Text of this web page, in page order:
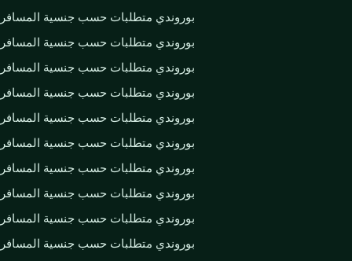
بوروندي متطلبات حسب جنسية المسافر
بوروندي متطلبات حسب جنسية المسافر
بوروندي متطلبات حسب جنسية المسافر
بوروندي متطلبات حسب جنسية المسافر
بوروندي متطلبات حسب جنسية المسافر
بوروندي متطلبات حسب جنسية المسافر
بوروندي متطلبات حسب جنسية المسافر
بوروندي متطلبات حسب جنسية المسافر
بوروندي متطلبات حسب جنسية المسافر
بوروندي متطلبات حسب جنسية المسافر